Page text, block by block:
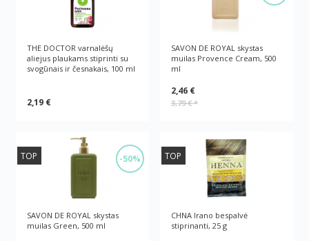
THE DOCTOR varnalėšų
aliejus plaukams stiprinti su
svogūnais ir česnakais, 100 ml
2,19 €
SAVON DE ROYAL skystas
muilas Provence Cream, 500
ml
2,46 €
3,79 €*
-50%
TOP
SAVON DE ROYAL skystas
muilas Green, 500 ml
TOP
CHNA Irano bespalvė
stiprinanti, 25 g